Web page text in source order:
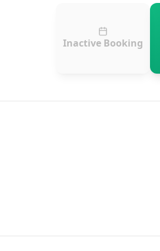
Inactive Booking